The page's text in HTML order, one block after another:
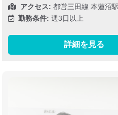
アクセス: 都営三田線 本蓮沼
勤務条件: 週3日以上
詳細を見る